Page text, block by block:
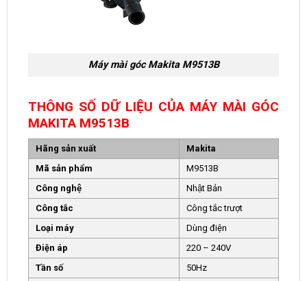
Máy mài góc Makita M9513B
THÔNG SỐ DỮ LIỆU CỦA MÁY MÀI GÓC
MAKITA M9513B
Hãng sản xuất
Makita
Mã sản phẩm
M9513B
Công nghệ
Nhật Bản
Công tắc
Công tắc trượt
Loại máy
Dùng điện
Điện áp
220 – 240V
Tần số
50Hz